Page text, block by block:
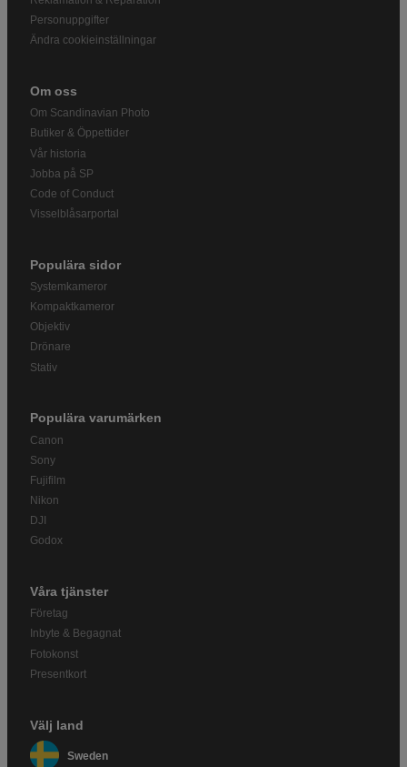
Personuppgifter
Ändra cookieinställningar
Om oss
Om Scandinavian Photo
Butiker & Öppettider
Vår historia
Jobba på SP
Code of Conduct
Visselblåsarportal
Populära sidor
Systemkameror
Kompaktkameror
Objektiv
Drönare
Stativ
Populära varumärken
Canon
Sony
Fujifilm
Nikon
DJI
Godox
Våra tjänster
Företag
Inbyte & Begagnat
Fotokonst
Presentkort
Välj land
Sweden